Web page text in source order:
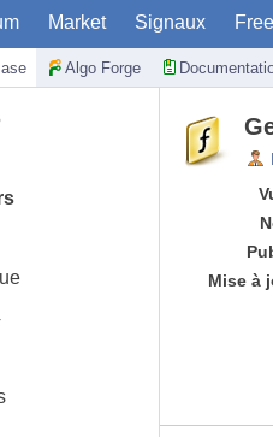
Market Signaux
Algo Forge
Mise à